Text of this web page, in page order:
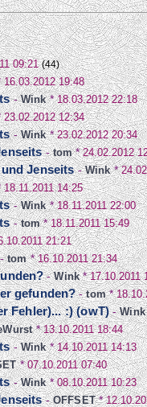
09:21 (44)
16.03.2012 19:48
-Wink*18.03.2012 22:18
23.02.2012 12:34
-Wink*23.02.2012 20:34
-tom*24.02.2012
Jenseits-Wink*
18.11.2011 14:25
-Wink*18.11.2011 22:00
-tom*18.11.2011 15:49
21:21
tom*16.10.2011 21:34
-Wink*17.10.2011
gefunden?-tom*
Fehler)... :) (owT)-Wink
*13.10.2011 18:44
-Wink*14.10.2011 14:13
*07.10.2011 07:40
-Wink*08.10.2011 10:23
-OFFSET*